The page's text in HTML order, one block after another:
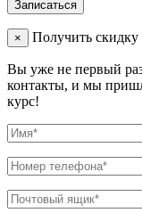
× Получить скидку
Вы уже не первый раз
контакты, и мы
курс!